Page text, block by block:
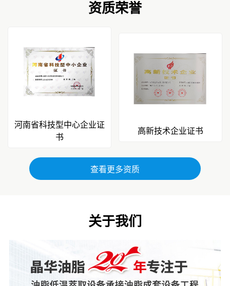
资质荣誉
河南省科技型中心企业证
书
高新技术企业证书
查看更多资质
关于我们